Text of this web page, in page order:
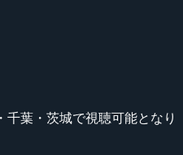
葉・茨城で視聴可能となり